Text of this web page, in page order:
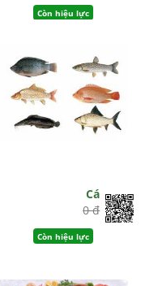
Còn hiệu lực
Cá
0 đ
Còn hiệu lực